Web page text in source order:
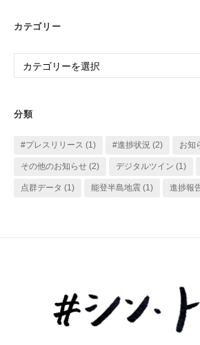
カ
カテゴリー
カ
ー
分類
#プレスリリース (1) #進捗状況 (2) お知
その他のお知らせ (2) デジタルツイン (1)
点群データ (1) 能登半島地震 (1) 進捗報